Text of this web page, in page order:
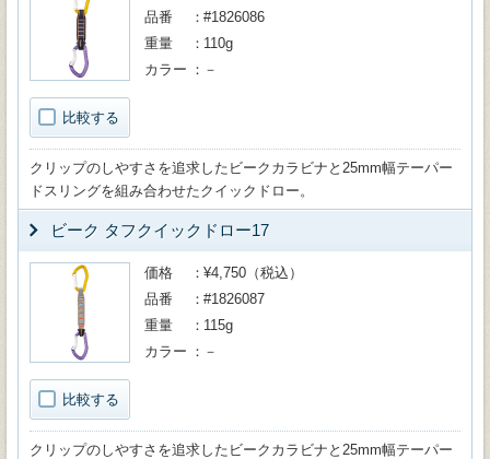
比較する
品番
#1826086
重量
110g
カラー
－
クリップのしやすさを追求したビークカラビナと25mm幅テーパー
ドスリングを組み合わせたクイックドロー。
ビーク タフクイックドロー17
比較する
価格
¥4,750（税込）
品番
#1826087
重量
115g
カラー
－
クリップのしやすさを追求したビークカラビナと25mm幅テーパー